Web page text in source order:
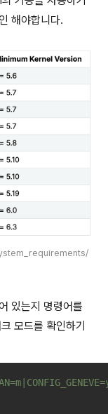
해야합니다.
있는지 명령어를
모드를 확인하기